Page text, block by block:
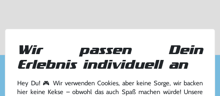
Kundenservice
Kontakt
Wir passen Dein
Erlebnis individuell an
Hey Du! 🎮 Wir verwenden Cookies, aber keine Sorge, wir backen
hier keine Kekse – obwohl das auch Spaß machen würde! Unsere